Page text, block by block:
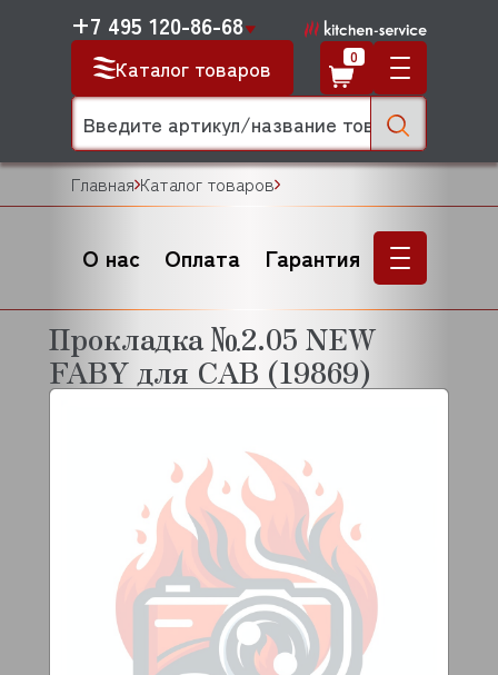
Каталог товаров
+7 495 120-86-68
0
Главная Каталог товаров
О нас Оплата Гарантия
Прокладка №2.05 NEW
FABY для CAB (19869)